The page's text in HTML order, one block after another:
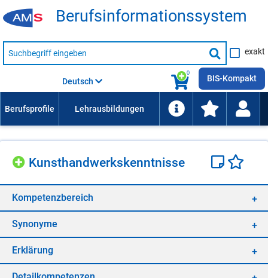
Be­rufs­in­for­ma­ti­ons­sys­tem
Suche
nach
Suche
starten
exakt
0
Deutsch BIS-Kompakt
Kunst­hand­werks­kennt­nis­se
Kom­pe­tenz­be­reich
Syn­ony­me
Er­klä­rung